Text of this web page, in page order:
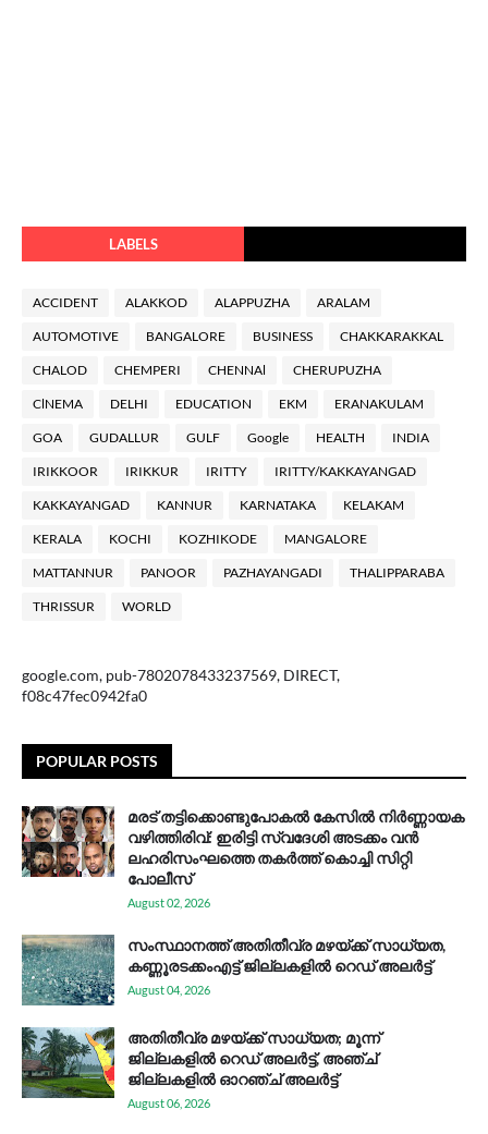
LABELS
ACCIDENT ALAKKOD ALAPPUZHA ARALAM
AUTOMOTIVE BANGALORE BUSINESS CHAKKARAKKAL
CHALOD CHEMPERI CHENNAl CHERUPUZHA
ClNEMA DELHI EDUCATION EKM ERANAKULAM
GOA GUDALLUR GULF Google HEALTH INDIA
IRIKKOOR IRIKKUR IRITTY IRITTY/KAKKAYANGAD
KAKKAYANGAD KANNUR KARNATAKA KELAKAM
KERALA KOCHI KOZHIKODE MANGALORE
MATTANNUR PANOOR PAZHAYANGADI THALIPPARABA
THRISSUR WORLD
google.com, pub-7802078433237569, DIRECT,
f08c47fec0942fa0
POPULAR POSTS
മരട് തട്ടിക്കൊണ്ടുപോകൽ കേസിൽ നിർണ്ണായക
വഴിത്തിരിവ്: ഇരിട്ടി സ്വദേശി അടക്കം വൻ
ലഹരിസംഘത്തെ തകർത്ത് കൊച്ചി സിറ്റി
പോലീസ്
August 02, 2026
സം​സ്ഥാ​ന​ത്ത് അ​തി​തീ​വ്ര മ​ഴ​യ്ക്ക് സാ​ധ്യ​ത,
കണ്ണൂരടക്കംഎ​ട്ട് ജി​ല്ല​ക​ളി​ൽ റെ​ഡ് അ​ലർ​ട്ട്
August 04, 2026
അതിതീവ്ര മഴയ്ക്ക് സാധ്യത; മൂന്ന്
ജില്ലകളിൽ റെഡ് അലർട്ട്, അഞ്ച്
ജില്ലകളിൽ ഓറഞ്ച് അലർട്ട്
August 06, 2026